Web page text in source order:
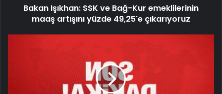
Bakan Işıkhan: SSK ve Bağ-Kur emeklilerinin
maaş artışını yüzde 49,25'e çıkarıyoruz